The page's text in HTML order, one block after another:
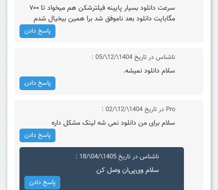
سرعت دانلود بسیار پایینه فیلترشکن هم میخواد تا ۷۰۰
مگابایت دانلود بعد ناموفق شد برا همین بیخیال شدم
پاسخ دادن
ناشناس در تاریخ 1404\/12\/05 :
سلام دانلود نمیشه.
پاسخ دادن
Pro در تاریخ 1404\/12\/02 :
سلام برای من دانلود نمی شه لینک مشکل داره
پاسخ دادن
ناشناس در تاریخ 1405\/04\/18 :
سلام وی‌پی‌ان وصل کن
پاسخ دادن